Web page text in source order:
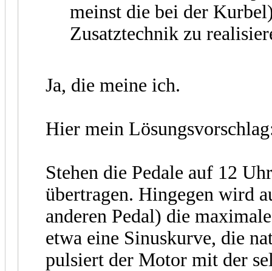
meinst die bei der
Zusatztechnik zu
Ja, die meine ich.
Hier mein
Stehen die Pedale auf 12
übertragen. Hingegen wird
anderen Pedal) die
etwa eine Sinuskurve, die
pulsiert der Motor mit der